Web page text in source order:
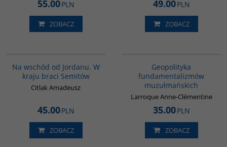
55.00PLN
ZOBACZ
49.00PLN
ZOBACZ
Na wschód od Jordanu. W
kraju braci Semitów
Citlak Amadeusz
45.00PLN
ZOBACZ
Geopolityka
fundamentalizmów
muzułmańskich
Larroque Anne-Clémentine
35.00PLN
ZOBACZ